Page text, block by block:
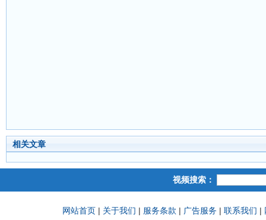
相关文章
视频搜索：
网站首页 | 关于我们 | 服务条款 | 广告服务 |联系我们 |